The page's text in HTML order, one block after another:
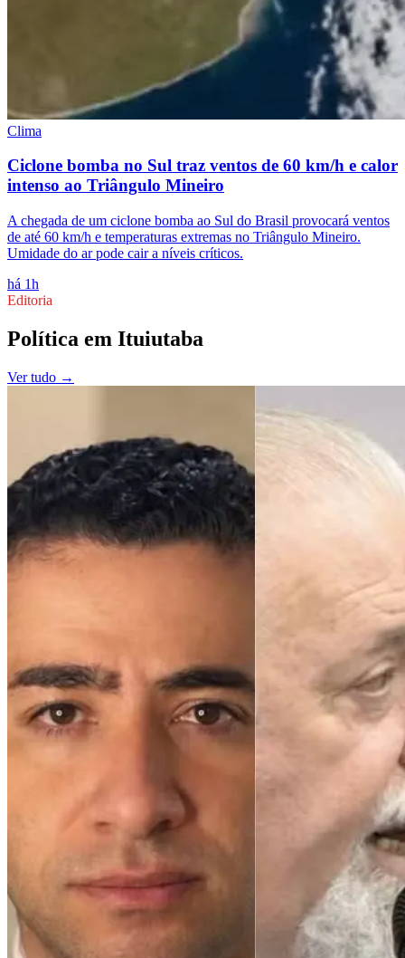
Clima
Ciclone bomba no Sul traz ventos de 60 km/h e calor
intenso ao Triângulo Mineiro
A chegada de um ciclone bomba ao Sul do Brasil provocará ventos
de até 60 km/h e temperaturas extremas no Triângulo Mineiro.
Umidade do ar pode cair a níveis críticos.
há 1h
Editoria
Política em Ituiutaba
Ver tudo →